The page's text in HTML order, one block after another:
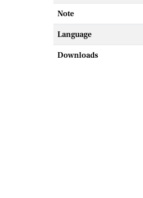
Note
Language
Downloads